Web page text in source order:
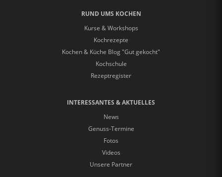
RUND UMS KOCHEN
Kurse & Workshops
Kochrezepte
Kochen & Küche Blog "Gut gekocht"
Kochschule
Rezeptregister
INTERESSANTES & AKTUELLES
News
Genuss-Termine
Fotos
Videos
Unsere Partner